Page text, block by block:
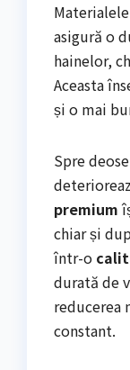
asigură o
hainelor,
Aceasta
și o mai
Spre
premium
chiar și
într-o
durată de
reducerea
constant.